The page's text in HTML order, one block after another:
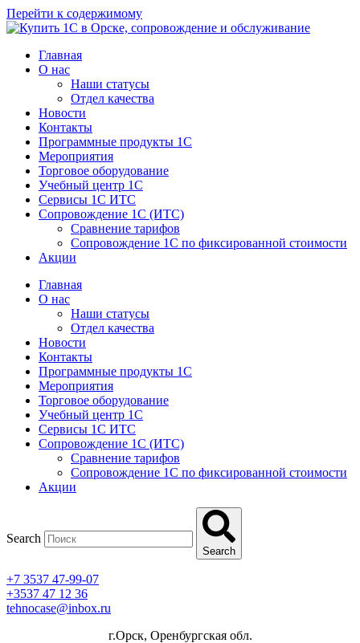
Перейти к содержимому
Главная
О нас
Наши статусы
Отдел качества
Новости
Контакты
Программные продукты 1C
Мероприятия
Торговое оборудование
Учебный центр 1C
Сервисы 1C ИТС
Сопровождение 1С (ИТС)
Сравнение тарифов
Сопровождение 1С по фиксированной стоимости
Акции
Главная
О нас
Наши статусы
Отдел качества
Новости
Контакты
Программные продукты 1C
Мероприятия
Торговое оборудование
Учебный центр 1C
Сервисы 1C ИТС
Сопровождение 1С (ИТС)
Сравнение тарифов
Сопровождение 1С по фиксированной стоимости
Акции
Search
Search
+7 3537 47-99-07
+3537 47 12 36
tehnocase@inbox.ru
г.Орск, Оренбургская обл.